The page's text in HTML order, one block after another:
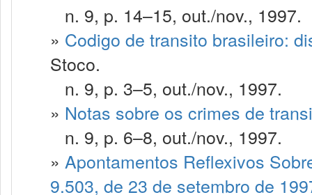
n. 9, p. 14–15, out./nov., 1997.
» Codigo de transito brasileiro:
Stoco.
n. 9, p. 3–5, out./nov., 1997.
» Notas sobre os crimes de
n. 9, p. 6–8, out./nov., 1997.
» Apontamentos Reflexivos
9.503, de 23 de setembro de